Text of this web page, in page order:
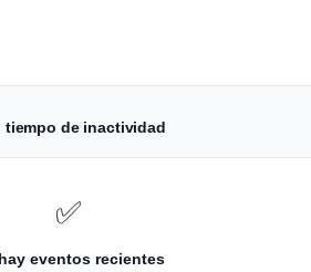
tiempo de inactividad
✅
eventos recientes